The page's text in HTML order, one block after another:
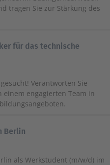
tragen Sie zur Stärkung des
für das technische
Verantworten Sie
engagierten Team in
Berlin
als Werkstudent (m/w/d) im